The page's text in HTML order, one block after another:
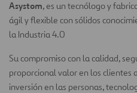
Asystom, es un tecnólogo y
ágil y flexible con sólidos
la Industria 4.0
Su compromiso con la calidad,
proporcional valor en los clientes
inversión en las personas,